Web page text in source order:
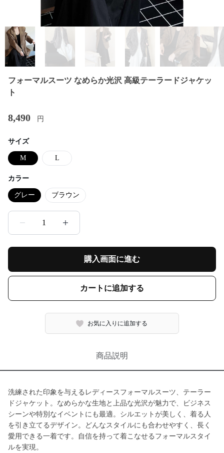
フォーマルスーツ なめらか光沢 高級テーラードジャケッ
ト
8,490 円
サイズ
M L
カラー
グレー ブラウン
1
購入画面に進む
カートに追加する
お気に入りに追加する
商品説明
洗練された印象を与えるレディースフォーマルスーツ、テーラー
ドジャケット。なめらかな生地と上品な光沢が魅力で、ビジネス
シーンや特別なイベントにも最適。シルエットが美しく、着る人
を引き立てるデザイン。どんなスタイルにも合わせやすく、長く
愛用できる一着です。自信を持って着こなせるフォーマルスタイ
ルを実現。